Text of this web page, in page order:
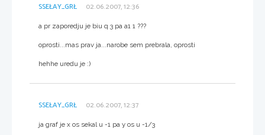
SSEŁAY_GRŁ 02.06.2007, 12:36
a pr zaporedju je biu q 3 pa a1 1 ???
oprosti...mas prav ja...narobe sem prebrala, oprosti
hehhe uredu je :)
SSEŁAY_GRŁ 02.06.2007, 12:37
ja graf je x os sekal u -1 pa y os u -1/3